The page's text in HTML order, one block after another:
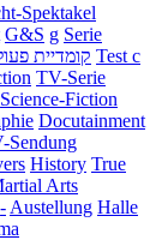
Spektakel
G&S g Serie
קומדיית Test c
TV-Serie
Science-Fiction
Docutainment
Sendung
History True
Arts
- Austellung Halle